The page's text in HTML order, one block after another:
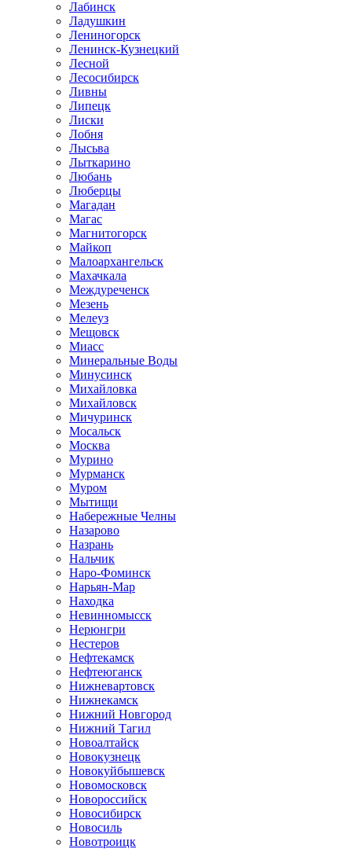
Лабинск
Ладушкин
Лениногорск
Ленинск-Кузнецкий
Лесной
Лесосибирск
Ливны
Липецк
Лиски
Лобня
Лысьва
Лыткарино
Любань
Люберцы
Магадан
Магас
Магнитогорск
Майкоп
Малоархангельск
Махачкала
Междуреченск
Мезень
Мелеуз
Мещовск
Миасс
Минеральные Воды
Минусинск
Михайловка
Михайловск
Мичуринск
Мосальск
Москва
Мурино
Мурманск
Муром
Мытищи
Набережные Челны
Назарово
Назрань
Нальчик
Наро-Фоминск
Нарьян-Мар
Находка
Невинномысск
Нерюнгри
Нестеров
Нефтекамск
Нефтеюганск
Нижневартовск
Нижнекамск
Нижний Новгород
Нижний Тагил
Новоалтайск
Новокузнецк
Новокуйбышевск
Новомосковск
Новороссийск
Новосибирск
Новосиль
Новотроицк